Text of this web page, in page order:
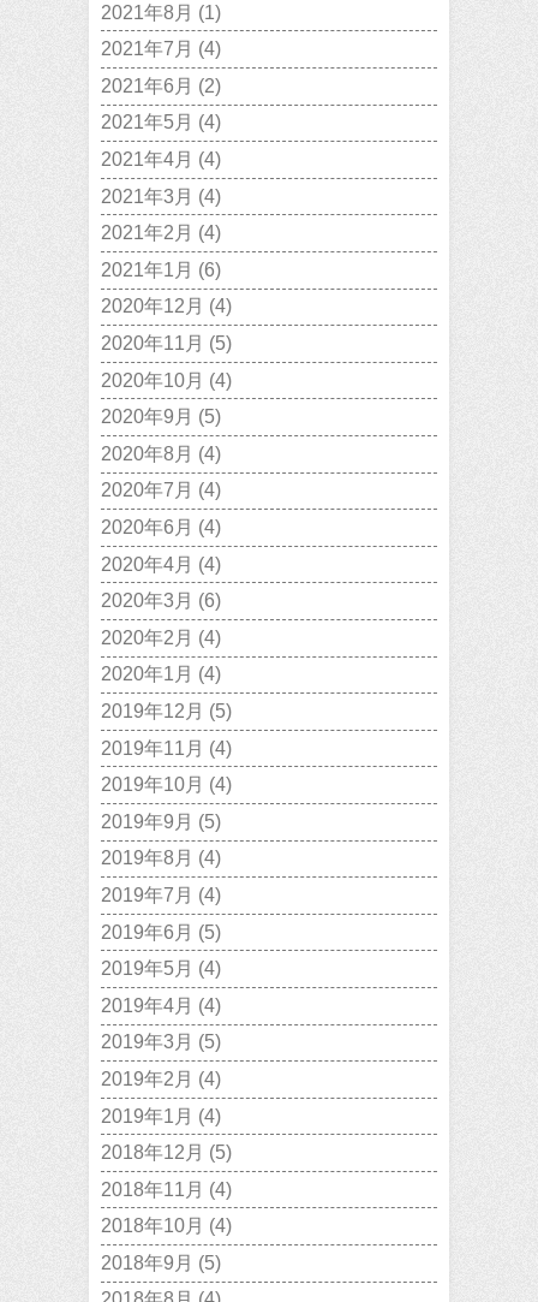
2021年8月 (1)
2021年7月 (4)
2021年6月 (2)
2021年5月 (4)
2021年4月 (4)
2021年3月 (4)
2021年2月 (4)
2021年1月 (6)
2020年12月 (4)
2020年11月 (5)
2020年10月 (4)
2020年9月 (5)
2020年8月 (4)
2020年7月 (4)
2020年6月 (4)
2020年4月 (4)
2020年3月 (6)
2020年2月 (4)
2020年1月 (4)
2019年12月 (5)
2019年11月 (4)
2019年10月 (4)
2019年9月 (5)
2019年8月 (4)
2019年7月 (4)
2019年6月 (5)
2019年5月 (4)
2019年4月 (4)
2019年3月 (5)
2019年2月 (4)
2019年1月 (4)
2018年12月 (5)
2018年11月 (4)
2018年10月 (4)
2018年9月 (5)